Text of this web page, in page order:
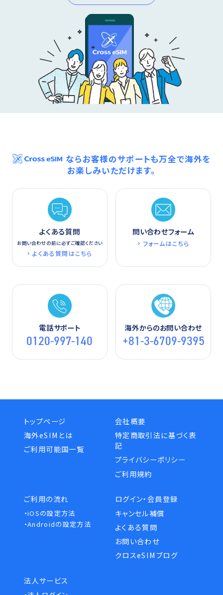
ならお客様のサポートも万全で海外を
お楽しみいただけます。
よくある質問
お問い合わせの前に必ずご確認ください
よくある質問はこちら
問い合わせフォーム
フォームはこちら
電話サポート
0120-997-140
海外からのお問い合わせ
+81-3-6709-9395
トップページ
海外eSIMとは
ご利用可能国一覧
ご利用の流れ
・iOSの設定方法
・Androidの設定方法
法人サービス
会社概要
特定商取引法に基づく表
記
プライバシーポリシー
ご利用規約
ログイン・会員登録
キャンセル補償
よくある質問
お問い合わせ
クロスeSIMブログ